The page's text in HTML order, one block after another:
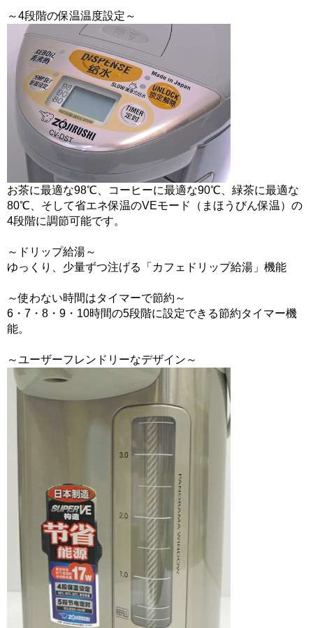
～4段階の保温温度設定～
お茶に最適な98℃、コーヒーに最適な90℃、緑茶に最適な
80℃、そして省エネ保温のVEモード（まほうびん保温）の
4段階に調節可能です。
～ドリップ給湯～
ゆっくり、少量ずつ注げる「カフェドリップ給湯」機能
～使わない時間はタイマーで節約～
6・7・8・9・10時間の5段階に設定できる節約タイマー機
能。
～ユーザーフレンドリーなデザイン～